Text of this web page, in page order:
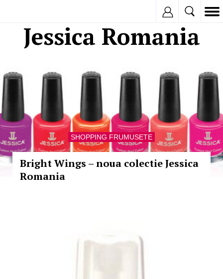
Jessica Romania
SHOPPING FRUMUSETE
Bright Wings – noua colectie Jessica
Romania